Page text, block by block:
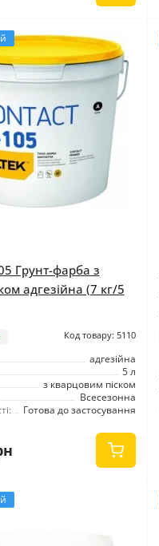
Грунт-фарба з
адгезійна (7 кг/5
Код товару: 5110
адгезійна
5 л
з кварцовим піском
Всесезонна
Готова до застосування